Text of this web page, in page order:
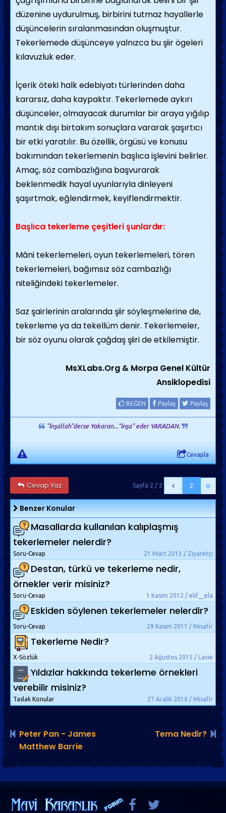
düzenine uydurulmuş, birbirini tutmaz hayallerle
düşüncelerin sıralanmasından oluşmuştur.
Tekerlemede düşünceye yalnızca bu şiir ögeleri
kılavuzluk eder.
İçerik öteki halk edebiyatı türlerinden daha
kararsız, daha kaypaktır. Tekerlemede aykırı
düşünceler, olmayacak durumlar bir araya yığılıp
mantık dışı birtakım sonuçlara vararak şaşırtıcı
bir etki yaratılır. Bu özellik, örgüsü ve konusu
bakımından tekerlemenin başlıca işlevini belirler.
Amaç, söz cambazlığına başvurarak
beklenmedik hayal uyunlarıyla dinleyeni
şaşırtmak, eğlendirmek, keyiflendirmektir.
Başlıca tekerleme çeşitleri şunlardır:
Mâni tekerlemeleri, oyun tekerlemeleri, tören
tekerlemeleri, bağımsız söz cambazlığı
niteliğindeki tekerlemeler.
Saz şairlerinin aralarında şiir söyleşmelerine de,
tekerleme ya da tekellüm denir. Tekerlemeler,
bir söz oyunu olarak çağdaş şiiri de etkilemiştir.
MsXLabs.Org & Morpa Genel Kültür
Ansiklopedisi
BEĞEN Paylaş Paylaş
"İnşallah"derse Yakaran..."İnşa" eder YARADAN.
Cevapla
Cevap Yaz 2
Sayfa 2 / 2
Benzer Konular
Masallarda kullanılan kalıplaşmış
tekerlemeler nelerdir?
21 Mart 2013 / Ziyaretçi
Soru-Cevap
Destan, türkü ve tekerleme nedir,
örnekler verir misiniz?
1 Kasım 2012 / elif__ela
Soru-Cevap
Eskiden söylenen tekerlemeler nelerdir?
29 Kasım 2011 / Misafir
Soru-Cevap
Tekerleme Nedir?
2 Ağustos 2015 / Lavie
X-Sözlük
Yıldızlar hakkında tekerleme örnekleri
verebilir misiniz?
27 Aralık 2010 / Misafir
Taslak Konular
Peter Pan - James
Matt­hew Barrie
Tema Nedir?